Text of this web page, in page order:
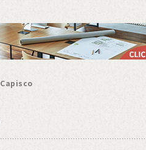
Capisco